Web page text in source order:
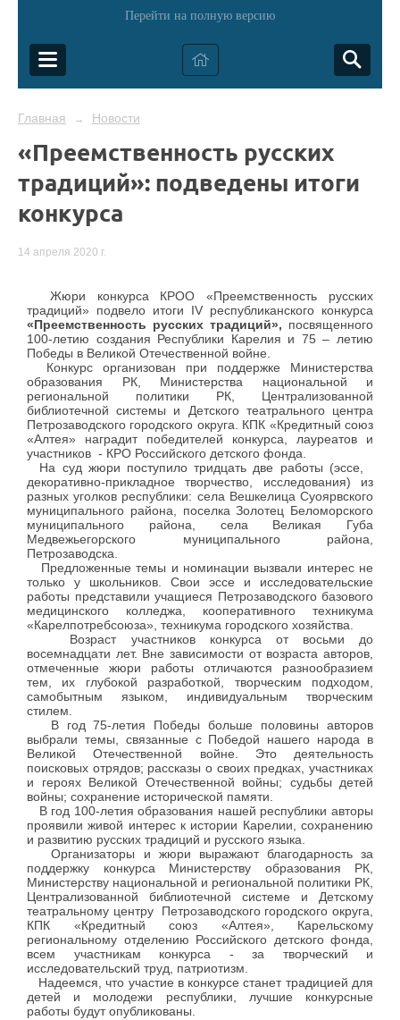
Перейти на полную версию
Главная → Новости
«Преемственность русских
традиций»: подведены итоги
конкурса
14 апреля 2020 г.
Жюри конкурса КРОО «Преемственность русских
традиций» подвело итоги IV республиканского конкурса
«Преемственность русских традиций», посвященного
100-летию создания Республики Карелия и 75 – летию
Победы в Великой Отечественной войне.
Конкурс организован при поддержке Министерства
образования РК, Министерства национальной и
региональной политики РК, Централизованной
библиотечной системы и Детского театрального центра
Петрозаводского городского округа. КПК «Кредитный союз
«Алтея» наградит победителей конкурса, лауреатов и
участников - КРО Российского детского фонда.
На суд жюри поступило тридцать две работы (эссе,
декоративно-прикладное творчество, исследования) из
разных уголков республики: села Вешкелица Суоярвского
муниципального района, поселка Золотец Беломорского
муниципального района, села Великая Губа
Медвежьегорского муниципального района,
Петрозаводска.
Предложенные темы и номинации вызвали интерес не
только у школьников. Свои эссе и исследовательские
работы представили учащиеся Петрозаводского базового
медицинского колледжа, кооперативного техникума
«Карелпотребсоюза», техникума городского хозяйства.
Возраст участников конкурса от восьми до
восемнадцати лет. Вне зависимости от возраста авторов,
отмеченные жюри работы отличаются разнообразием
тем, их глубокой разработкой, творческим подходом,
самобытным языком, индивидуальным творческим
стилем.
В год 75-летия Победы больше половины авторов
выбрали темы, связанные с Победой нашего народа в
Великой Отечественной войне. Это деятельность
поисковых отрядов; рассказы о своих предках, участниках
и героях Великой Отечественной войны; судьбы детей
войны; сохранение исторической памяти.
В год 100-летия образования нашей республики авторы
проявили живой интерес к истории Карелии, сохранению
и развитию русских традиций и русского языка.
Организаторы и жюри выражают благодарность за
поддержку конкурса Министерству образования РК,
Министерству национальной и региональной политики РК,
Централизованной библиотечной системе и Детскому
театральному центру Петрозаводского городского округа,
КПК «Кредитный союз «Алтея», Карельскому
региональному отделению Российского детского фонда,
всем участникам конкурса - за творческий и
исследовательский труд, патриотизм.
Надеемся, что участие в конкурсе станет традицией для
детей и молодежи республики, лучшие конкурсные
работы будут опубликованы.